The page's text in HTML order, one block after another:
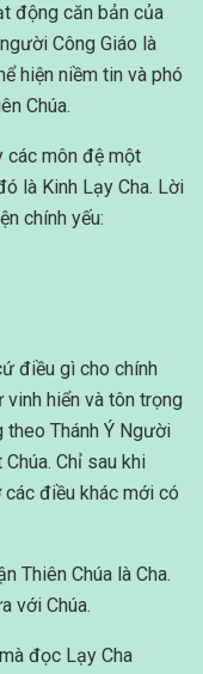
động căn bản của
Công Giáo là
hiện niềm tin và phó
Chúa.
các môn đệ một
là Kinh Lạy Cha. Lời
chính yếu:
điều gì cho chính
vinh hiển và tôn trọng
Thánh Ý Người
Chỉ sau khi
điều khác mới có
Thiên Chúa là Cha.
với Chúa.
đọc Lạy Cha